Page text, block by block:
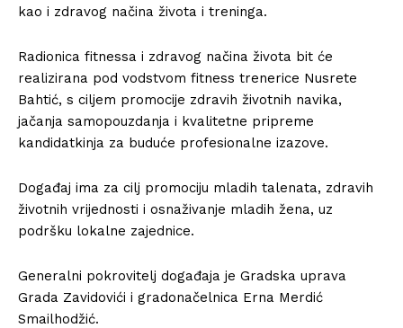
kao i zdravog načina života i treninga.
Radionica fitnessa i zdravog načina života bit će
realizirana pod vodstvom fitness trenerice Nusrete
Bahtić, s ciljem promocije zdravih životnih navika,
jačanja samopouzdanja i kvalitetne pripreme
kandidatkinja za buduće profesionalne izazove.
Događaj ima za cilj promociju mladih talenata, zdravih
životnih vrijednosti i osnaživanje mladih žena, uz
podršku lokalne zajednice.
Generalni pokrovitelj događaja je Gradska uprava
Grada Zavidovići i gradonačelnica Erna Merdić
Smailhodžić.